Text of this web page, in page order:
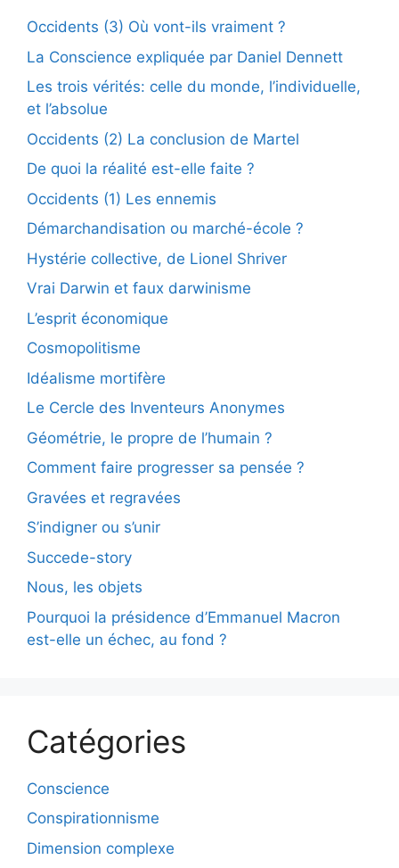
Occidents (3) Où vont-ils vraiment ?
La Conscience expliquée par Daniel Dennett
Les trois vérités: celle du monde, l’individuelle,
et l’absolue
Occidents (2) La conclusion de Martel
De quoi la réalité est-elle faite ?
Occidents (1) Les ennemis
Démarchandisation ou marché-école ?
Hystérie collective, de Lionel Shriver
Vrai Darwin et faux darwinisme
L’esprit économique
Cosmopolitisme
Idéalisme mortifère
Le Cercle des Inventeurs Anonymes
Géométrie, le propre de l’humain ?
Comment faire progresser sa pensée ?
Gravées et regravées
S’indigner ou s’unir
Succede-story
Nous, les objets
Pourquoi la présidence d’Emmanuel Macron
est-elle un échec, au fond ?
Catégories
Conscience
Conspirationnisme
Dimension complexe